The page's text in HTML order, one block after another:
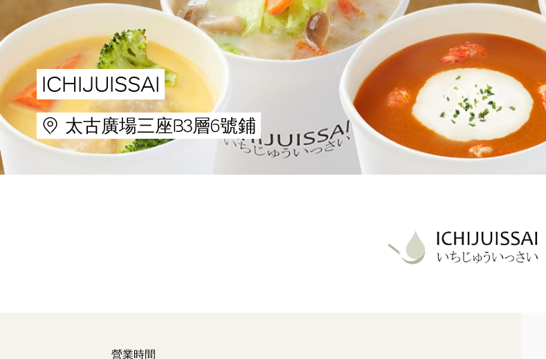
ICHIJUISSAI
太古廣場三座B3層6號鋪
營業時間